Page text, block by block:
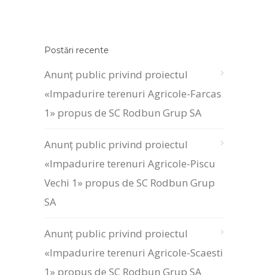
Postări recente
Anunț public privind proiectul
«Impadurire terenuri Agricole-Farcas
1» propus de SC Rodbun Grup SA
Anunț public privind proiectul
«Impadurire terenuri Agricole-Piscu
Vechi 1» propus de SC Rodbun Grup
SA
Anunț public privind proiectul
«Impadurire terenuri Agricole-Scaesti
1» propus de SC Rodbun Grup SA